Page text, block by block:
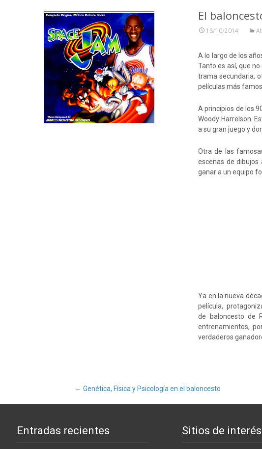
El
13/10/2014
A lo largo de los
Tanto es así, que
trama secundaria,
películas más
A principios de los
Woody Harrelson.
a su gran juego y
Otra de las
escenas de
ganar a un equipo
Ya en la nueva
película,
de baloncesto de
entrenamientos,
verdaderos
Navegación
de
← Genética, Física y Psicología en el baloncesto
Entradas recientes Sitios de interés